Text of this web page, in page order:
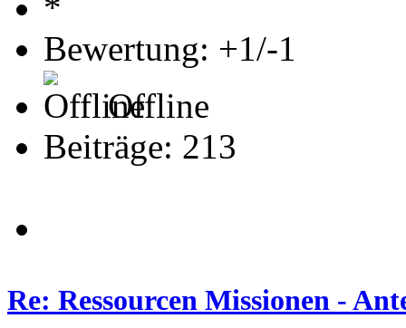
Bewertung: +1/-1
Offline
Beiträge: 213
Re: Ressourcen Missionen -